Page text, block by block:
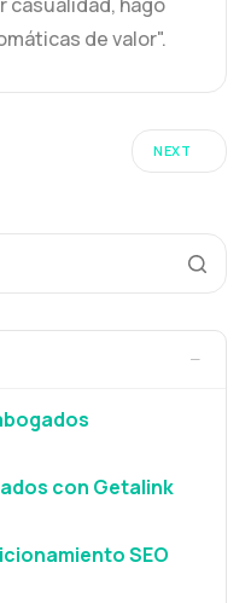
de valor".
NEXT
−
con Getalink
SEO